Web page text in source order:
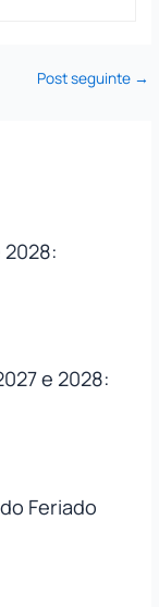
Post seguinte →
2028:
e 2028:
Feriado